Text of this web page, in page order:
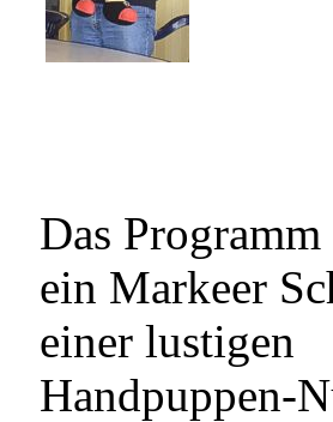
Das Programm
ein Markeer
einer lustigen
Handpuppen-